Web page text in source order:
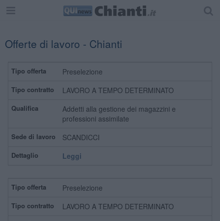
Offerte di lavoro - Chianti
Preselezione
LAVORO A TEMPO DETERMINATO
Addetti alla gestione dei magazzini e
professioni assimilate
SCANDICCI
Leggi
Preselezione
LAVORO A TEMPO DETERMINATO